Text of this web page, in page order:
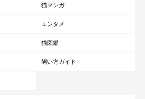
猫マンガ
エンタメ
猫図鑑
飼い方ガイド